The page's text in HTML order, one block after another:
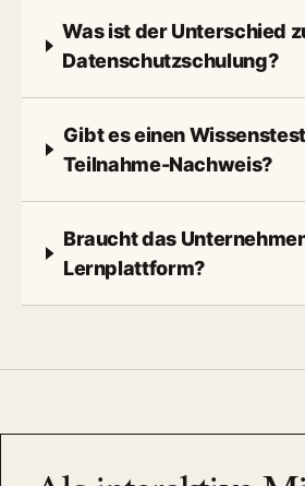
Was ist der Unterschied
Datenschutzschulung?
Gibt es einen
Teilnahme-Nachweis?
Braucht das
Lernplattform?